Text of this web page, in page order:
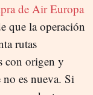
de Air Europa
que la operación
rutas
con origen y
es nueva. Si